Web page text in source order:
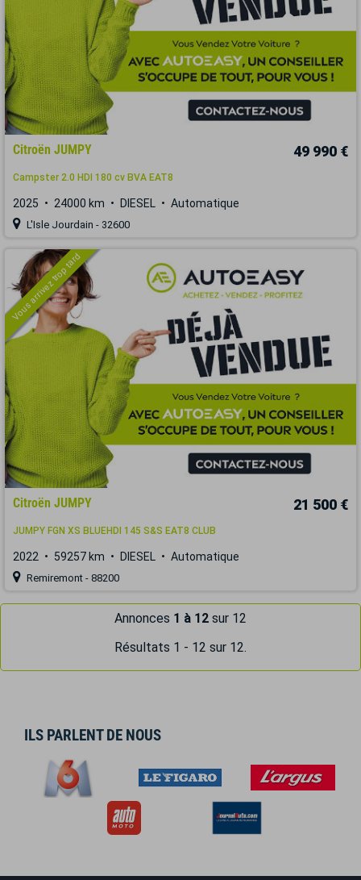
Citroën JUMPY 49 990 €
Campster 2.0 HDI 180 cv BVA EAT8
2025 24000 km DIESEL Automatique
L'Isle Jourdain - 32600
Vous arrivez trop tard
Citroën JUMPY 21 500 €
JUMPY FGN XS BLUEHDI 145 S&S EAT8 CLUB
2022 59257 km DIESEL Automatique
Remiremont - 88200
Annonces 1 à 12 sur 12
Résultats 1 - 12 sur 12.
ILS PARLENT DE NOUS